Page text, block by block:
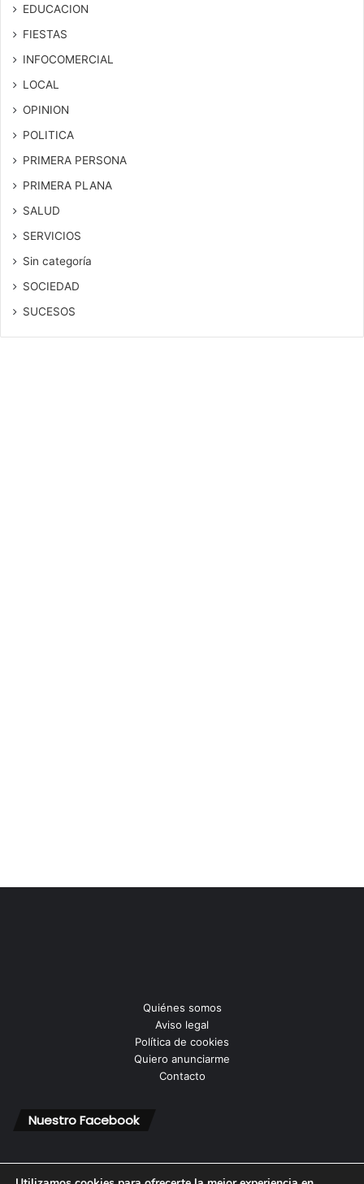
EDUCACION
FIESTAS
INFOCOMERCIAL
LOCAL
OPINION
POLITICA
PRIMERA PERSONA
PRIMERA PLANA
SALUD
SERVICIOS
Sin categoría
SOCIEDAD
SUCESOS
Quiénes somos
Aviso legal
Política de cookies
Quiero anunciarme
Contacto
Nuestro Facebook